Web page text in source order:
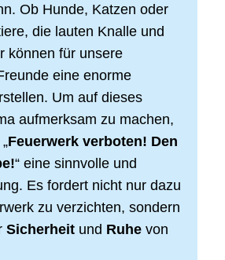
Ob Hunde, Katzen oder
die lauten Knalle und
können für unsere
eine enorme
Um auf dieses
aufmerksam zu machen,
Feuerwerk verboten! Den
“ eine sinnvolle und
Es fordert nicht nur dazu
zu verzichten, sondern
Sicherheit und Ruhe von